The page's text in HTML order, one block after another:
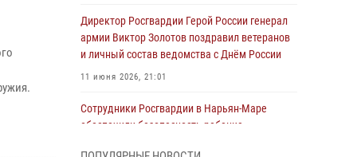
Директор Росгвардии Герой России генерал
армии Виктор Золотов поздравил ветеранов
и личный состав ведомства с Днём России
11 июня 2026, 21:01
Сотрудники Росгвардии в Нарьян-Маре
обеспечили безопасность ребенка,